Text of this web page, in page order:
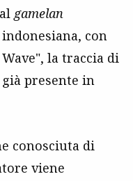
gamelan
con
la traccia di
presente in
conosciuta di
viene